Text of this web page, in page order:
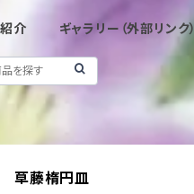
介 ギャラリー（外部リンク）
草藤楕円皿